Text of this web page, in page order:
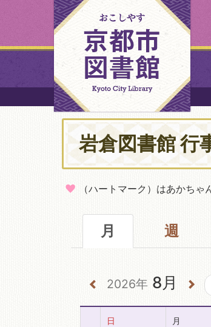
岩倉図書館 行
（ハートマーク）はあかちゃ
月 週
2026年 8月
日 月